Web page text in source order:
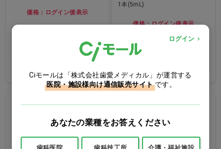
価格：ログイン後表示
1本(5mL)
価格：ログイン後表示
バリエーションを見
ログイン
Ciモールは「株式会社歯愛メディカル」が運営する
医院・施設様向け通信販売サイト です。
あなたの業種をお答えください